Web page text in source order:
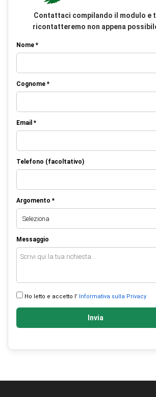
Contattaci compilando il modulo e
ricontatteremo non appena
Nome *
Cognome *
Email *
Telefono (facoltativo)
Argomento *
Messaggio
Ho letto e accetto l’ Informativa sulla Privacy
Invia